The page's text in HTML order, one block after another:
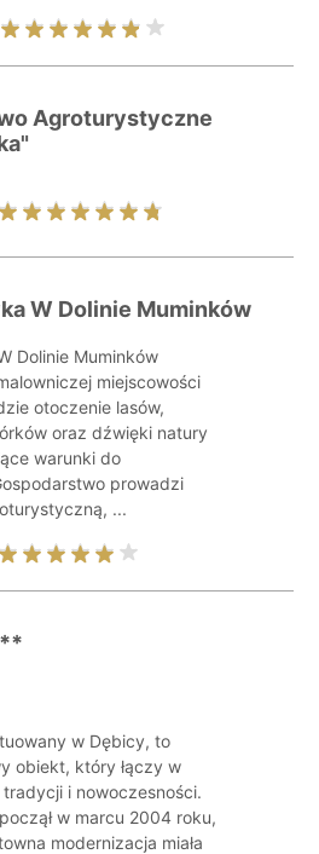
Agroturystyczne
W Dolinie Muminków
Dolinie Muminków
miejscowości
otoczenie lasów,
oraz dźwięki natury
warunki do
prowadzi
...
w Dębicy, to
obiekt, który łączy w
i nowoczesności.
w marcu 2004 roku,
modernizacja miała